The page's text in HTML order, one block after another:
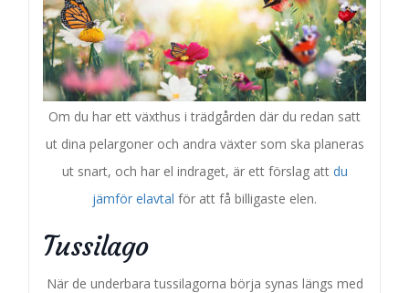
Om du har ett växthus i trädgården där du redan satt
ut dina pelargoner och andra växter som ska planeras
ut snart, och har el indraget, är ett förslag att du
jämför elavtal för att få billigaste elen.
Tussilago
När de underbara tussilagorna börja synas längs med